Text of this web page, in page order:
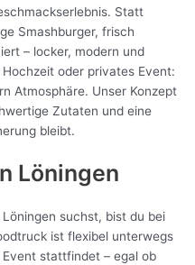
Statt
Smashburger, frisch
– locker, modern und
oder privates Event:
Atmosphäre. Unser Konzept
Zutaten und eine
bleibt.
Löningen
suchst, bist du bei
ist flexibel unterwegs
stattfindet – egal ob